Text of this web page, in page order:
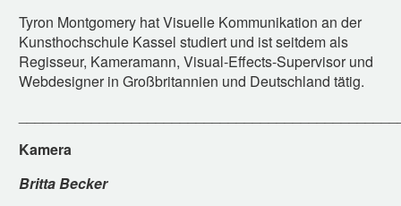
Tyron Montgomery hat Visuelle Kommunikation an der
Kunsthochschule Kassel studiert und ist seitdem als
Regisseur, Kameramann, Visual-Effects-Supervisor und
Webdesigner in Großbritannien und Deutschland tätig.
Kamera
Britta Becker